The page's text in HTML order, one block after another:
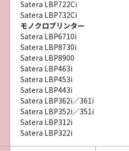
Satera LBP722Ci
Satera LBP732Ci
モノクロプリンター
Satera LBP6710i
Satera LBP8730i
Satera LBP8900
Satera LBP463i
Satera LBP453i
Satera LBP443i
Satera LBP362i／361i
Satera LBP352i／351i
Satera LBP312i
Satera LBP322i